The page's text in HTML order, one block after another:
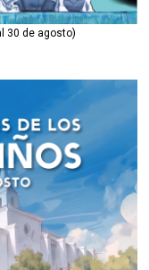
30 de agosto)